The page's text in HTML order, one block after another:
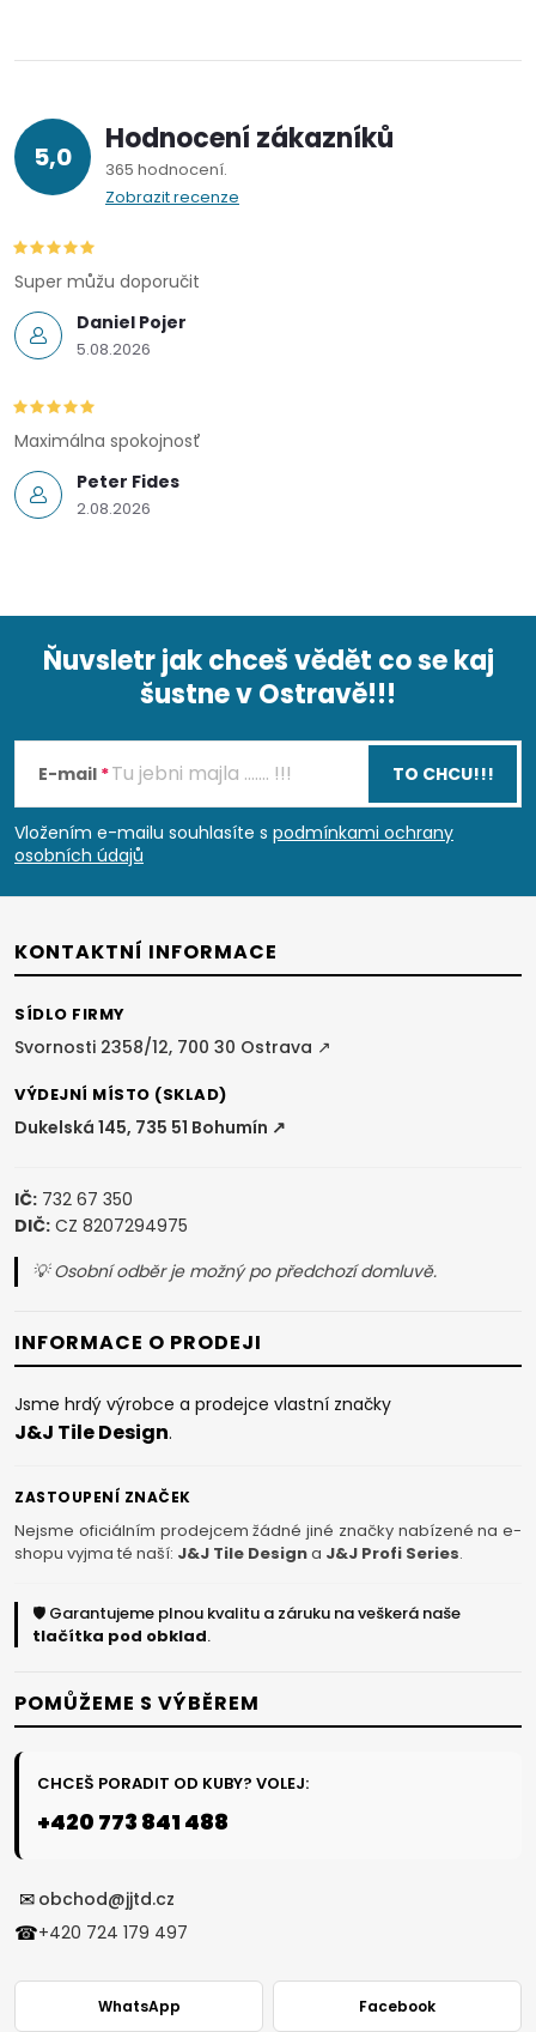
k
y
v
ý
p
i
s
u
5,0 Hodnocení zákazníků
365 hodnocení
Zobrazit recenze
Daniel Pojer
5.08.2026
Super můžu doporučit
Peter Fides
2.08.2026
Maximálna spokojnosť
p
a
t
Ňuvsletr jak chceš vědět co se kaj
šustne v Ostravě!!!
E-mail
Vložením e-mailu souhlasíte s podmínkami ochrany
osobních údajů
TO CHCU!!!
KONTAKTNÍ INFORMACE
SÍDLO FIRMY
Svornosti 2358/12, 700 30 Ostrava ↗
VÝDEJNÍ MÍSTO (SKLAD)
Dukelská 145, 735 51 Bohumín ↗
IČ: 732 67 350
DIČ: CZ 8207294975
💡 Osobní odběr je možný po předchozí domluvě.
INFORMACE O PRODEJI
Jsme hrdý výrobce a prodejce vlastní značky
J&J Tile Design.
ZASTOUPENÍ ZNAČEK
Nejsme oficiálním prodejcem žádné jiné značky nabízené na e-
shopu vyjma té naší: J&J Tile Designa J&J Profi Series.
🛡️ Garantujeme plnou kvalitu a záruku na veškerá naše
tlačítka pod obklad.
POMŮŽEME S VÝBĚREM
CHCEŠ PORADIT OD KUBY? VOLEJ:
+420 773 841 488
✉ obchod@jjtd.cz
☎+420 724 179 497
WhatsApp Facebook